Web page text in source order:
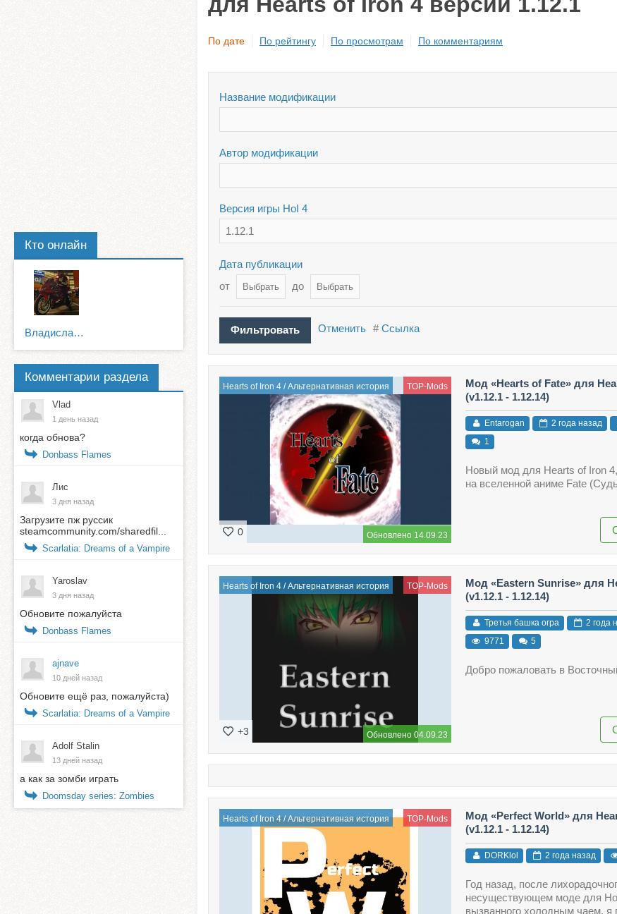
По дате По рейтингу По просмотрам По комментариям
Название модификации
Автор модификации
Версия игры HoI 4
1.12.1
Дата публикации
от
до
Отменить #Ссылка
Hearts of Iron 4 /Альтернативная история TOP-Mods
Обновлено 14.09.23
0
Мод «Hearts of Fate» для
(v1.12.1 - 1.12.14)
Entarogan 2 года назад
1
Новый мод для Hearts of Iron
на вселенной аниме Fate
Hearts of Iron 4 /Альтернативная история TOP-Mods
Обновлено 04.09.23
+3
Мод «Eastern Sunrise» для
(v1.12.1 - 1.12.14)
Третья башка огра
2 года
9771
5
Добро пожаловать в
Hearts of Iron 4/Альтернативная история TOP-Mods
Мод «Perfect World» для
(v1.12.1 - 1.12.14)
DORKlol 2 года назад
Год назад, после
несуществующем моде для
вызванного холодным чаем, я
Кто онлайн
Владислав Булгаков
Комментарии раздела
Vlad
1 день назад
когда обнова?
Donbass Flames
Лис
3 дня назад
Загрузите пж руссик
steamcommunity.com/sharedfil...
Scarlatia: Dreams of a Vampire
Yaroslav
3 дня назад
Обновите пожалуйста
Donbass Flames
ajnave
10 дней назад
Обновите ещё раз, пожалуйста)
Scarlatia: Dreams of a Vampire
Adolf Stalin
13 дней назад
а как за зомби играть
Doomsday series: Zombies